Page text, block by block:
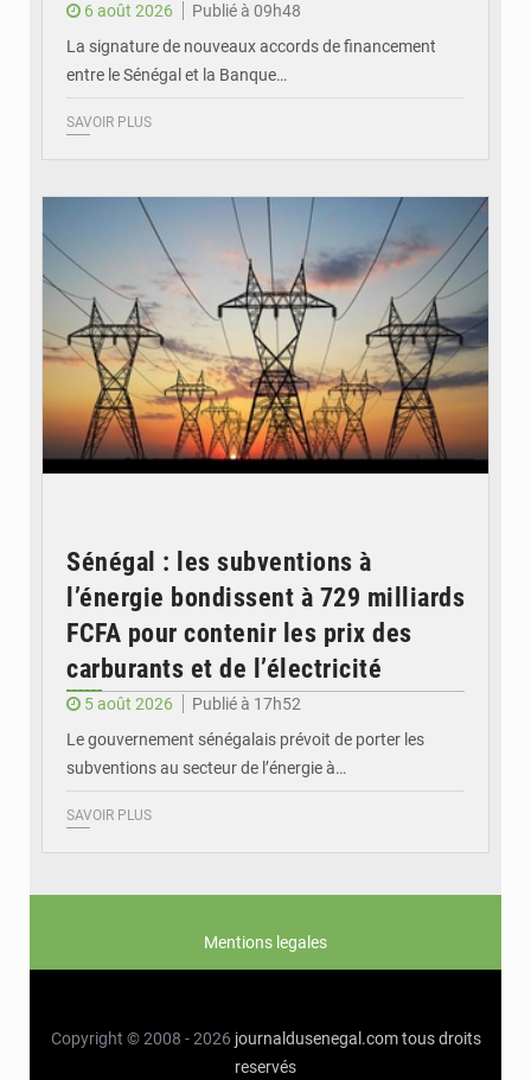
6 août 2026
Publié à 09h48
La signature de nouveaux accords de financement
entre le Sénégal et la Banque…
SAVOIR PLUS
Sénégal : les subventions à
l’énergie bondissent à 729 milliards
FCFA pour contenir les prix des
carburants et de l’électricité
5 août 2026
Publié à 17h52
Le gouvernement sénégalais prévoit de porter les
subventions au secteur de l’énergie à…
SAVOIR PLUS
Mentions legales
Copyright © 2008 - 2026 journaldusenegal.com tous droits
reservés